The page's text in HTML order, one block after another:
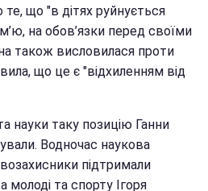
що "в дітях руйнується
на обов’язки перед своїми
також висловилася проти
що це є "відхиленням від
науки таку позицію Ганни
Водночас наукова
підтримали
молоді та спорту Ігоря